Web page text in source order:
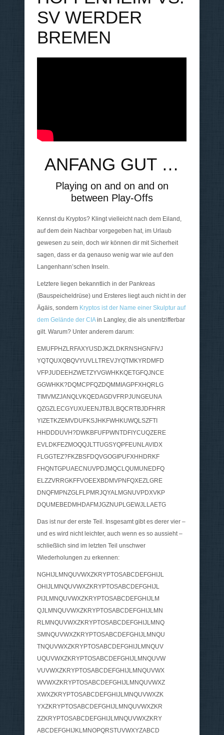
SV WERDER
BREMEN
ANFANG GUT …
Playing on and on and on
between Play-Offs
Kennst du Kryptos? Klingt vielleicht nach dem Eiland,
auf dem dein Nachbar vorgegeben hat, im Urlaub
gewesen zu sein, doch wir können dir mit Sicherheit
sagen, dass er da genauso wenig war wie auf den
Langenhann’schen Inseln.
Letztere liegen bekanntlich in der Pankreas
(Bauspeicheldrüse) und Ersteres liegt auch nicht in der
Ägäis, sondern Kryptos ist der Name einer Skulptur auf
dem Gelände der CIAin Langley, die als unentzifferbar
gilt. Warum? Unter anderem darum:
EMUFPHZLRFAXYUSDJKZLDKRNSHGNFIVJ
YQTQUXQBQVYUVLLTREVJYQTMKYRDMFD
VFPJUDEEHZWETZYVGWHKKQETGFQJNCE
GGWHKK?DQMCPFQZDQMMIAGPFXHQRLG
TIMVMZJANQLVKQEDAGDVFRPJUNGEUNA
QZGZLECGYUXUEENJTBJLBQCRTBJDFHRR
YIZETKZEMVDUFKSJHKFWHKUWQLSZFTI
HHDDDUVH?DWKBFUFPWNTDFIYCUQZERE
EVLDKFEZMOQQJLTTUGSYQPFEUNLAVIDX
FLGGTEZ?FKZBSFDQVGOGIPUFXHHDRKF
FHQNTGPUAECNUVPDJMQCLQUMUNEDFQ
ELZZVRRGKFFVOEEXBDMVPNFQXEZLGRE
DNQFMPNZGLFLPMRJQYALMGNUVPDXVKP
DQUMEBEDMHDAFMJGZNUPLGEWJLLAETG
Das ist nur der erste Teil. Insgesamt gibt es derer vier –
und es wird nicht leichter, auch wenn es so aussieht –
schließlich sind im letzten Teil unschwer
Wiederholungen zu erkennen:
NGHIJLMNQUVWXZKRYPTOSABCDEFGHIJL
OHIJLMNQUVWXZKRYPTOSABCDEFGHIJL
PIJLMNQUVWXZKRYPTOSABCDEFGHIJLM
QJLMNQUVWXZKRYPTOSABCDEFGHIJLMN
RLMNQUVWXZKRYPTOSABCDEFGHIJLMNQ
SMNQUVWXZKRYPTOSABCDEFGHIJLMNQU
TNQUVWXZKRYPTOSABCDEFGHIJLMNQUV
UQUVWXZKRYPTOSABCDEFGHIJLMNQUVW
VUVWXZKRYPTOSABCDEFGHIJLMNQUVWX
WVWXZKRYPTOSABCDEFGHIJLMNQUVWXZ
XWXZKRYPTOSABCDEFGHIJLMNQUVWXZK
YXZKRYPTOSABCDEFGHIJLMNQUVWXZKR
ZZKRYPTOSABCDEFGHIJLMNQUVWXZKRY
ABCDEFGHIJKLMNOPQRSTUVWXYZABCD